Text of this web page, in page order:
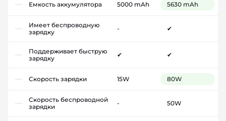
Емкость аккумулятора 5000 mAh 5630 mAh
Имеет беспроводную
зарядку
- ✔
Поддерживает быструю
зарядку
✔ ✔
Скорость зарядки 15W 80W
Скорость беспроводной
зарядки
- 50W